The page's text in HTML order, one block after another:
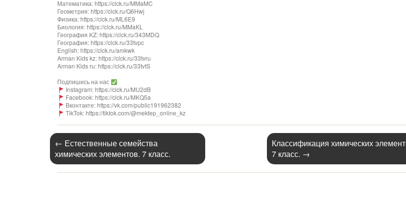
Математика: https://clck.ru/MMaMC
Геометрия: https://clck.ru/Q6Hwj
Физика: https://clck.ru/ML6E9
Биология: https://clck.ru/MMaKL​​​​​​
География KZ: https://clck.ru/343MDQ
География: https://clck.ru/33tvpc
English: https://clck.ru/amkwk
Arman Kids kz: https://clck.ru/33tvru
Arman Kids ru: https://clck.ru/33tvtS
Подпишись на нас
Instagram: https://clck.ru/MU2dB
Facebook: https://clck.ru/MKQ5a
Вконтакте: https://vk.com/public191962382
TikTok: https://tiktok.com/@mektep_online_kz
← Естественные семейства
химических элементов. 7 класс.
Классификация химических
7 класс. →